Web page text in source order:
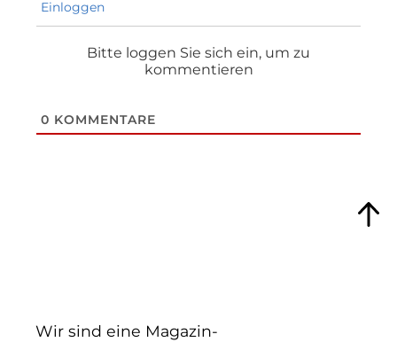
Einloggen
Bitte loggen Sie sich ein, um zu
kommentieren
0 KOMMENTARE
Wir sind eine Magazin-